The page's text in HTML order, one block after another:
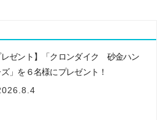
レゼント】「クロンダイク 砂金ハン
」を６名様にプレゼント！